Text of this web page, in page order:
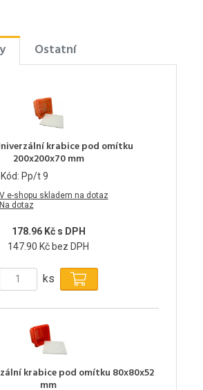
Ostatní
krabice pod omítku
200x200x70 mm
Kód: Pp/t 9
V e-shopu skladem na dotaz
Na dotaz
178.96 Kč s DPH
147.90 Kč bez DPH
ks
krabice pod omítku 80x80x52
mm